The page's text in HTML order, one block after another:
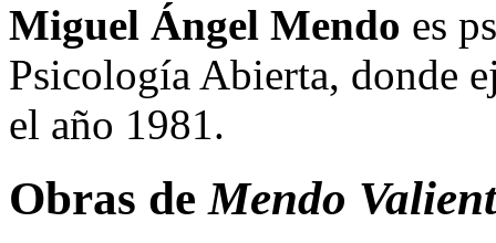
Miguel Ángel Mendo es
Psicología Abierta, donde
el año 1981.
Obras deMendo